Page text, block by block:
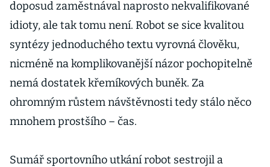
doposud zaměstnával naprosto nekvalifikované
idioty, ale tak tomu není. Robot se sice kvalitou
syntézy jednoduchého textu vyrovná člověku,
nicméně na komplikovanější názor pochopitelně
nemá dostatek křemíkových buněk. Za
ohromným růstem návštěvnosti tedy stálo něco
mnohem prostšího – čas.
Sumář sportovního utkání robot sestrojil a